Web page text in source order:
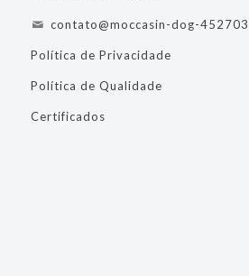
contato@moccasin-dog-
Política de Privacidade
Política de Qualidade
Certificados